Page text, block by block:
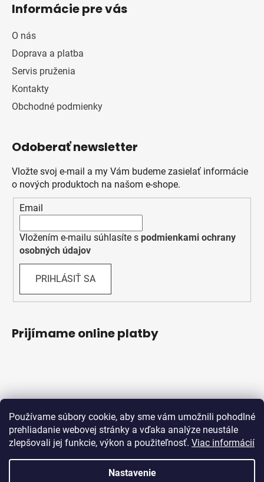
Používame súbory cookie, aby sme vám umožnili pohodlné
prehliadanie webovej stránky a vďaka analýze neustále
zlepšovali jej funkcie, výkon a použiteľnosť. Viac informácií
Nastavenie
Informácie pre vás
O nás
Doprava a platba
Servis pruženia
Kontakty
Obchodné podmienky
Odoberať newsletter
Vložte svoj e-mail a my Vám budeme zasielať informácie
o nových produktoch na našom e-shope.
Email
Vložením e-mailu súhlasíte s podmienkami ochrany
osobných údajov
PRIHLÁSIŤ SA
Prijímame online platby
Obchodné podmienky
Ochrana osobných údajov